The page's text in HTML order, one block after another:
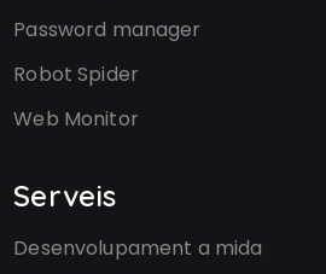
Password manager
Robot Spider
Web Monitor
Serveis
Desenvolupament a mida